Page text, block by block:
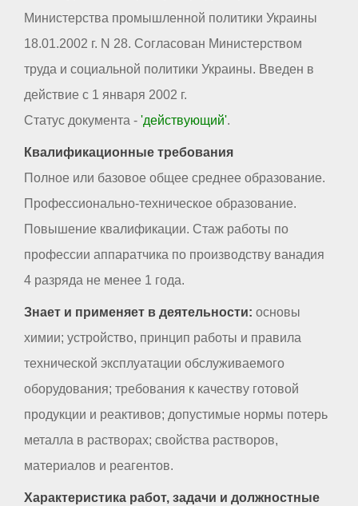
Министерства промышленной политики Украины
18.01.2002 г. N 28. Согласован Министерством
труда и социальной политики Украины. Введен в
действие с 1 января 2002 г.
Статус документа - 'действующий'.
Квалификационные требования
Полное или базовое общее среднее образование.
Профессионально-техническое образование.
Повышение квалификации. Стаж работы по
профессии аппаратчика по производству ванадия
4 разряда не менее 1 года.
Знает и применяет в деятельности: основы
химии; устройство, принцип работы и правила
технической эксплуатации обслуживаемого
оборудования; требования к качеству готовой
продукции и реактивов; допустимые нормы потерь
металла в растворах; свойства растворов,
материалов и реагентов.
Характеристика работ, задачи и должностные